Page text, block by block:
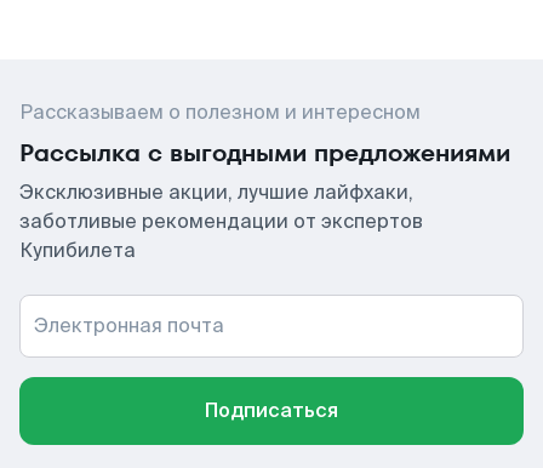
Рассказываем о полезном и интересном
Рассылка с выгодными предложениями
Эксклюзивные акции, лучшие лайфхаки,
заботливые рекомендации от экспертов
Купибилета
Электронная почта
Подписаться